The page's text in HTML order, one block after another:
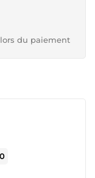
du paiement
0